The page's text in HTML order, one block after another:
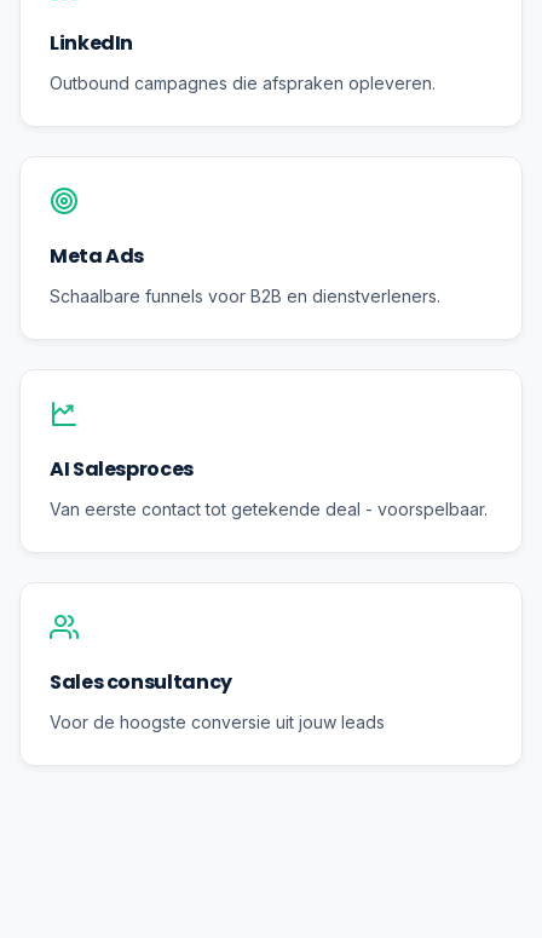
LinkedIn
Outbound campagnes die afspraken opleveren.
Meta Ads
Schaalbare funnels voor B2B en dienstverleners.
AI Salesproces
Van eerste contact tot getekende deal - voorspelbaar.
Sales consultancy
Voor de hoogste conversie uit jouw leads